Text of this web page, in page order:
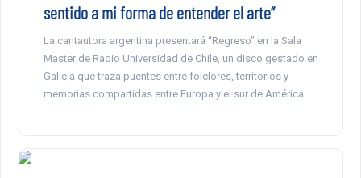
sentido a mi forma de entender el arte”
La cantautora argentina presentará “Regreso” en la Sala
Master de Radio Universidad de Chile, un disco gestado en
Galicia que traza puentes entre folclores, territorios y
memorias compartidas entre Europa y el sur de América.